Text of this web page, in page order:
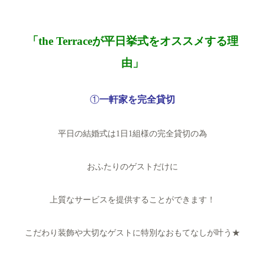
「the Terraceが平日挙式をオススメする理
由」
①一軒家を完全貸切
平日の結婚式は1日1組様の完全貸切の為
おふたりのゲストだけに
上質なサービスを提供することができます！
こだわり装飾や大切なゲストに特別なおもてなしが叶う★